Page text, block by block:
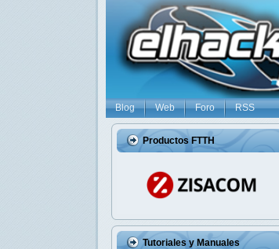
Blog Web Foro RSS
Productos FTTH
Tutoriales y Manuales